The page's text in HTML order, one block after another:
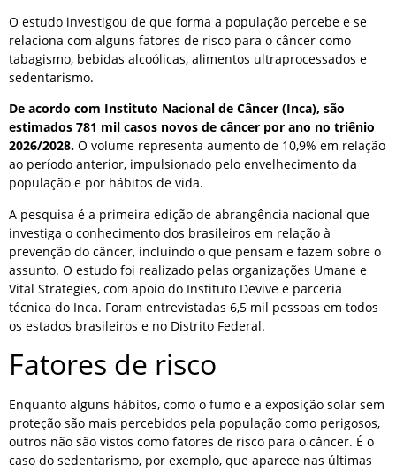
O estudo investigou de que forma a população percebe e se
relaciona com alguns fatores de risco para o câncer como
tabagismo, bebidas alcoólicas, alimentos ultraprocessados e
sedentarismo.
De acordo com Instituto Nacional de Câncer (Inca), são
estimados 781 mil casos novos de câncer por ano no triênio
2026/2028. O volume representa aumento de 10,9% em relação
ao período anterior, impulsionado pelo envelhecimento da
população e por hábitos de vida.
A pesquisa é a primeira edição de abrangência nacional que
investiga o conhecimento dos brasileiros em relação à
prevenção do câncer, incluindo o que pensam e fazem sobre o
assunto. O estudo foi realizado pelas organizações Umane e
Vital Strategies, com apoio do Instituto Devive e parceria
técnica do Inca. Foram entrevistadas 6,5 mil pessoas em todos
os estados brasileiros e no Distrito Federal.
Fatores de risco
Enquanto alguns hábitos, como o fumo e a exposição solar sem
proteção são mais percebidos pela população como perigosos,
outros não são vistos como fatores de risco para o câncer. É o
caso do sedentarismo, por exemplo, que aparece nas últimas